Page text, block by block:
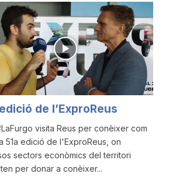
a
r
r
a
de l’ExproReus
visita Reus per conèixer com
51a edició de l'ExproReus, on
sectors econòmics del territori
per donar a conèixer...